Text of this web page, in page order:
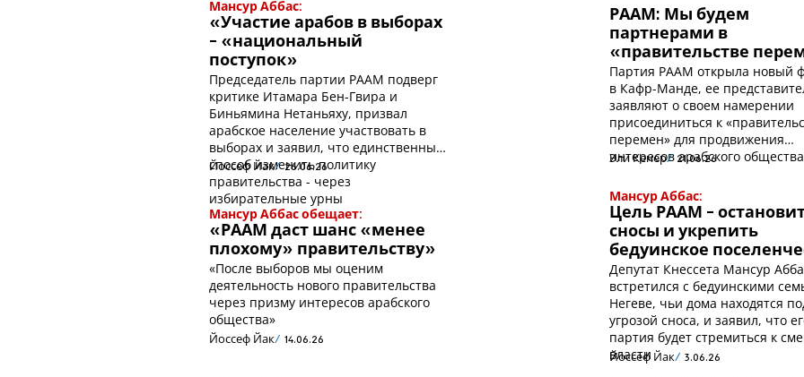
Мансур Аббас:
«Участие арабов в выборах
- «национальный
поступок»
Председатель партии РААМ подверг
критике Итамара Бен-Гвира и
Биньямина Нетаньяху, призвал
арабское население участвовать в
выборах и заявил, что единственный
способ изменить политику
правительства - через
избирательные урны
Йоссеф Йак 26.06.26
РААМ: Мы будем
партнерами в
«правительстве
Партия РААМ открыла новый
в Кафр-Манде, ее
заявляют о своем намерении
присоединиться к
перемен» для продвижения
интересов арабского
Эли Кенер 21.06.26
Мансур Аббас обещает:
«РААМ даст шанс «менее
плохому» правительству»
«После выборов мы оценим
деятельность нового правительства
через призму интересов арабского
общества»
Йоссеф Йак 14.06.26
Мансур Аббас:
Цель РААМ -
сносы и укрепить
бедуинское
Депутат Кнессета Мансур
встретился с бедуинскими
Негеве, чьи дома находятся
угрозой сноса, и заявил, что
партия будет стремиться к
власти
Йоссеф Йак 3.06.26